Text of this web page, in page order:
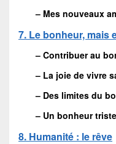
– Mes nouveaux
7. Le bonheur, mais
– Contribuer au
– La joie de vivre
– Des limites du
– Un bonheur
8. Humanité : le rêve